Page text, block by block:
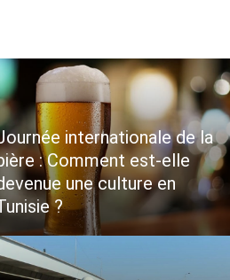
internationale de la
: Comment est-elle
une culture en
?